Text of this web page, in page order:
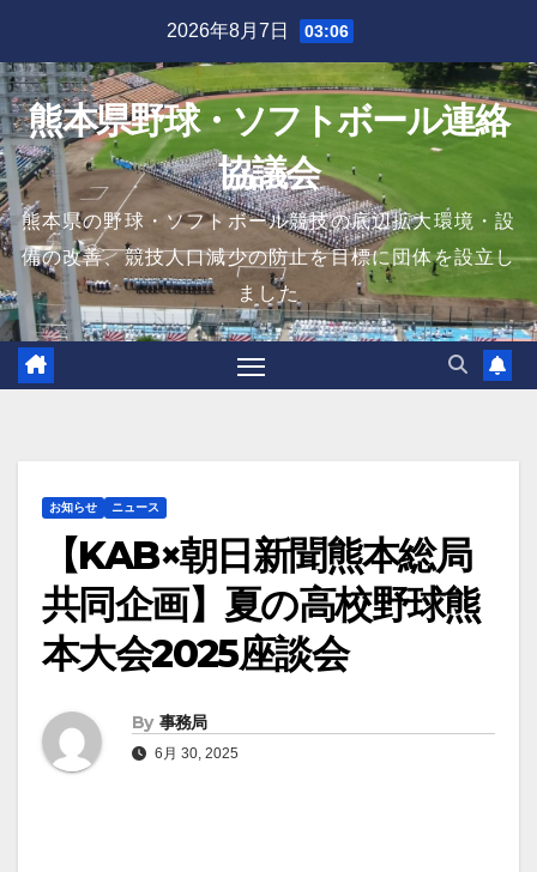
content
2026年8月7日 03:06
熊本県野球・ソフトボール連絡
協議会
熊本県の野球・ソフトボール競技の底辺拡大環境・設
備の改善、競技人口減少の防止を目標に団体を設立し
ました
お知らせ ニュース
【KAB×朝日新聞熊本総局
共同企画】夏の高校野球熊
本大会2025座談会
By 事務局
6月 30, 2025